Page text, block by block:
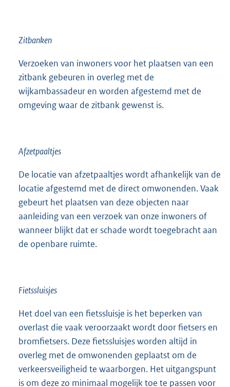
Zitbanken
Verzoeken van inwoners voor het plaatsen van een
zitbank gebeuren in overleg met de
wijkambassadeur en worden afgestemd met de
omgeving waar de zitbank gewenst is.
Afzetpaaltjes
De locatie van afzetpaaltjes wordt afhankelijk van de
locatie afgestemd met de direct omwonenden. Vaak
gebeurt het plaatsen van deze objecten naar
aanleiding van een verzoek van onze inwoners of
wanneer blijkt dat er schade wordt toegebracht aan
de openbare ruimte.
Fietssluisjes
Het doel van een fietssluisje is het beperken van
overlast die vaak veroorzaakt wordt door fietsers en
bromfietsers. Deze fietssluisjes worden altijd in
overleg met de omwonenden geplaatst om de
verkeersveiligheid te waarborgen. Het uitgangspunt
is om deze zo minimaal mogelijk toe te passen voor